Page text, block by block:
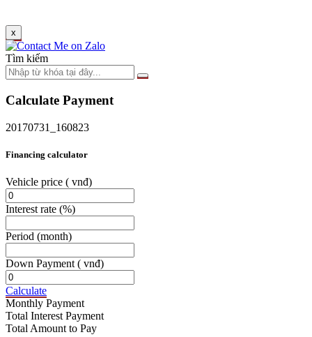
x
Tìm kiếm
Calculate Payment
20170731_160823
Financing calculator
Vehicle price ( vnđ)
Interest rate (%)
Period (month)
Down Payment ( vnđ)
Calculate
Monthly Payment
Total Interest Payment
Total Amount to Pay